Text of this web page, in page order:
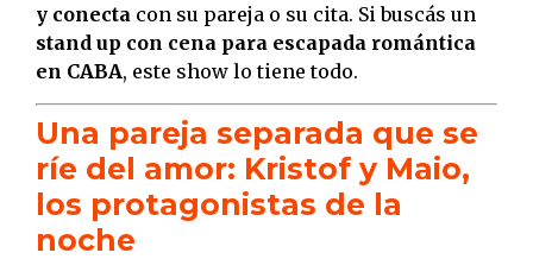
y conecta con su pareja o su cita. Si buscás un
stand up con cena para escapada romántica
en CABA, este show lo tiene todo.
Una pareja separada que se
ríe del amor: Kristof y Maio,
los protagonistas de la
noche